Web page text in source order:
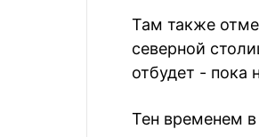
Там также
северной
отбудет - пока
Тен временем